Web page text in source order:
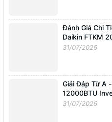
Đánh Giá Chi
Daikin FTKM
31/07/2026
Giải Đáp Từ A
12000BTU
31/07/2026